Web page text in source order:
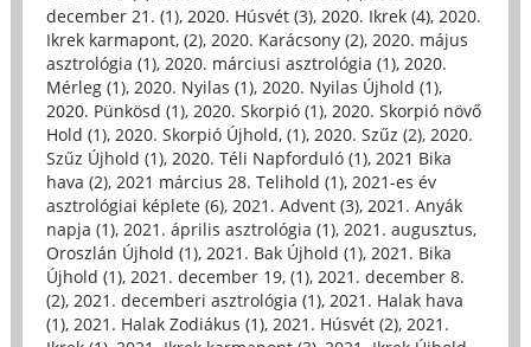
december 21. (1), 2020. Húsvét (3), 2020. Ikrek (4), 2020.
Ikrek karmapont, (2), 2020. Karácsony (2), 2020. május
asztrológia (1), 2020. márciusi asztrológia (1), 2020.
Mérleg (1), 2020. Nyilas (1), 2020. Nyilas Újhold (1),
2020. Pünkösd (1), 2020. Skorpió (1), 2020. Skorpió növő
Hold (1), 2020. Skorpió Újhold, (1), 2020. Szűz (2), 2020.
Szűz Újhold (1), 2020. Téli Napforduló (1), 2021 Bika
hava (2), 2021 március 28. Telihold (1), 2021-es év
asztrológiai képlete (6), 2021. Advent (3), 2021. Anyák
napja (1), 2021. április asztrológia (1), 2021. augusztus,
Oroszlán Újhold (1), 2021. Bak Újhold (1), 2021. Bika
Újhold (1), 2021. december 19, (1), 2021. december 8.
(2), 2021. decemberi asztrológia (1), 2021. Halak hava
(1), 2021. Halak Zodiákus (1), 2021. Húsvét (2), 2021.